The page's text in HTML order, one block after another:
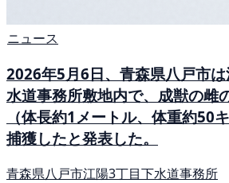
ニュース
2026年5月6日、青森県八戸市
水道事務所敷地内で、成獣の雌
（体長約1メートル、体重約50
捕獲したと発表した。
青森県八戸市江陽3丁目下水道事務所